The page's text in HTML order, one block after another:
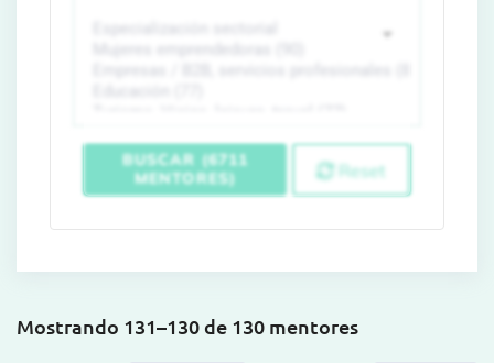
BUSCAR (6711
MENTORES)
Reset
Mostrando 131–130 de 130 mentores